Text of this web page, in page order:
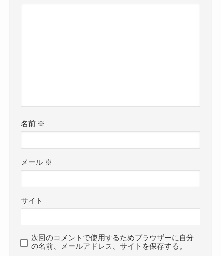
名前 ※
メール ※
サイト
次回のコメントで使用するためブラウザーに自分
の名前、メールアドレス、サイトを保存する。